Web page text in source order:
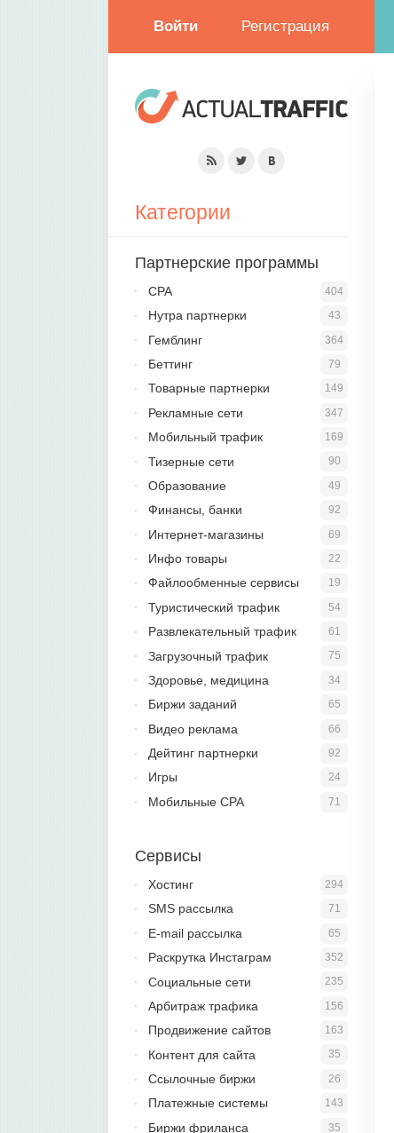
Войти Регистрация
Категории
Партнерские программы
404
CPA
43
Нутра партнерки
364
Гемблинг
79
Беттинг
149
Товарные партнерки
347
Рекламные сети
169
Мобильный трафик
90
Тизерные сети
49
Образование
92
Финансы, банки
69
Интернет-магазины
22
Инфо товары
19
Файлообменные сервисы
54
Туристический трафик
61
Развлекательный трафик
75
Загрузочный трафик
34
Здоровье, медицина
65
Биржи заданий
66
Видео реклама
92
Дейтинг партнерки
24
Игры
71
Мобильные CPA
Сервисы
294
Хостинг
71
SMS рассылка
65
E-mail рассылка
352
Раскрутка Инстаграм
235
Социальные сети
156
Арбитраж трафика
163
Продвижение сайтов
35
Контент для сайта
26
Ссылочные биржи
143
Платежные системы
35
Биржи фриланса